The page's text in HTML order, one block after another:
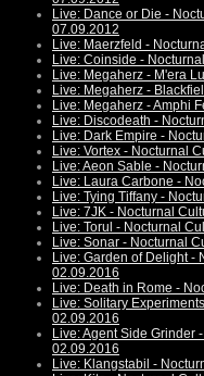
Live: Dance or Die -
07.09.2012
Live: Maerzfeld -
Live: Coinside -
Live: Megaherz - M'era
Live: Megaherz -
Live: Megaherz - Amphi
Live: Discodeath -
Live: Dark Empire -
Live: Vortex - Nocturnal
Live: Aeon Sable -
Live: Laura Carbone -
Live: Tying Tiffany -
Live: 7JK - Nocturnal
Live: Torul - Nocturnal
Live: Sonar - Nocturnal
Live: Garden of Delight -
02.09.2016
Live: Death in Rome -
Live: Solitary
02.09.2016
Live: Agent Side Grinder
02.09.2016
Live: Klangstabil -